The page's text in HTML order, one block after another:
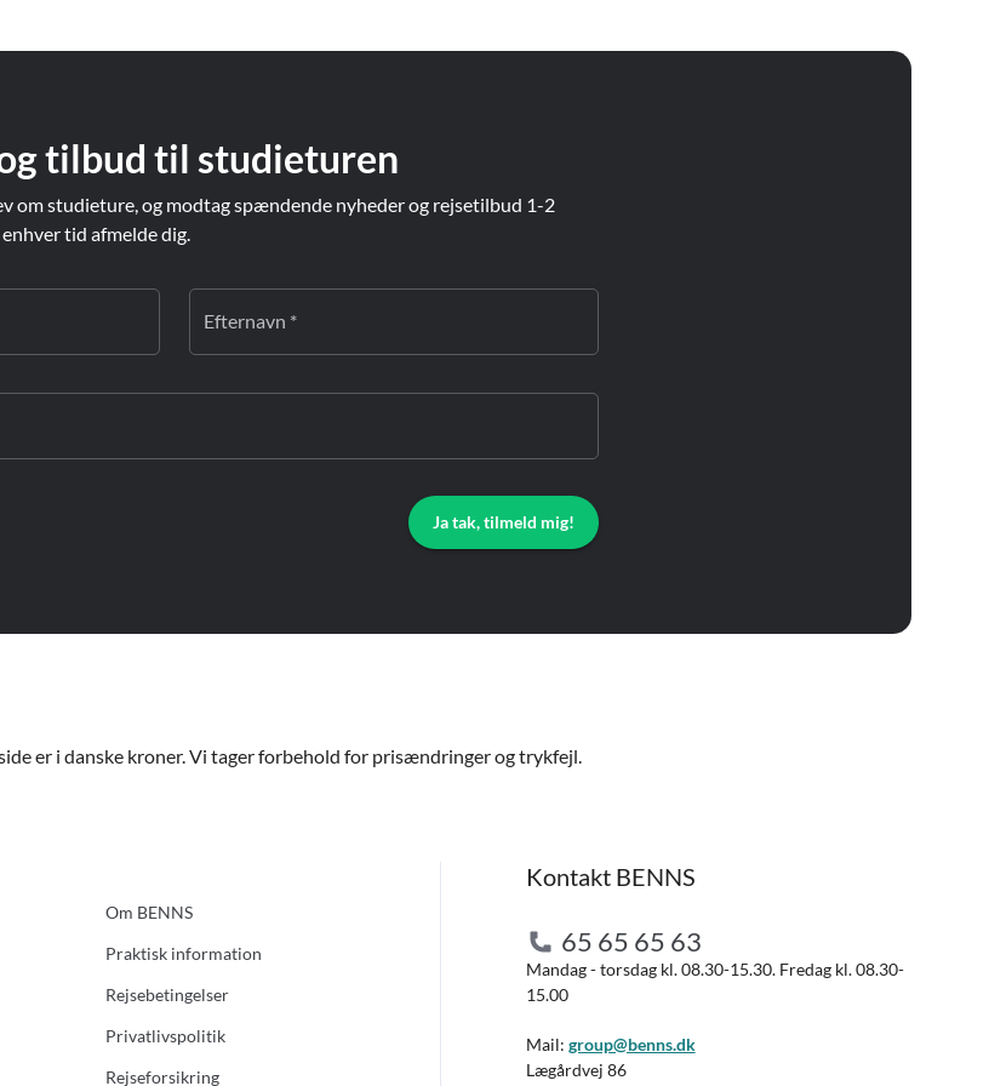
tilbud til studieturen
om studieture, og modtag spændende nyheder og rejsetilbud 1-2
tid afmelde dig.
Efternavn *
Ja tak, tilmeld mig!
er i danske kroner. Vi tager forbehold for prisændringer og trykfejl.
Om BENNS
Praktisk information
Rejsebetingelser
Privatlivspolitik
Rejseforsikring
Kontakt BENNS
65 65 65 63
Mandag - torsdag kl. 08.30-15.30. Fredag kl. 08.30-
15.00
Mail: group@benns.dk
Lægårdvej 86